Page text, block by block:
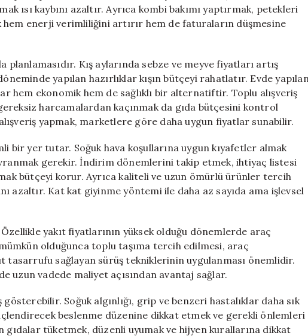
ısı kaybını azaltır. Ayrıca kombi bakımı yaptırmak, petekleri
enerji verimliliğini artırır hem de faturaların düşmesine
Kış aylarında sebze ve meyve fiyatları artış
yapılan hazırlıklar kışın bütçeyi rahatlatır. Evde
hem ekonomik hem de sağlıklı bir alternatiftir. Toplu alışveriş
harcamalardan kaçınmak da gıda bütçesini kontrol
yapmak, marketlere göre daha uygun fiyatlar sunabilir.
bir yer tutar. Soğuk hava koşullarına uygun kıyafetler almak
gerekir. İndirim dönemlerini takip etmek, ihtiyaç listesi
bütçeyi korur. Ayrıca kaliteli ve uzun ömürlü ürünler tercih
azaltır. Kat kat giyinme yöntemi ile daha az sayıda ama işlevsel
yakıt fiyatlarının yüksek olduğu dönemlerde araç
olduğunca toplu taşıma tercih edilmesi, araç
tasarrufu sağlayan sürüş tekniklerinin uygulanması önemlidir.
uzun vadede maliyet açısından avantaj sağlar.
Soğuk algınlığı, grip ve benzeri hastalıklar daha sık
beslenme düzenine dikkat etmek ve gerekli önlemleri
gıdalar tüketmek, düzenli uyumak ve hijyen kurallarına dikkat